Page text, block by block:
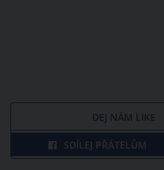
DEJ NÁM LIKE
SDÍLEJ PŘÁTELŮM